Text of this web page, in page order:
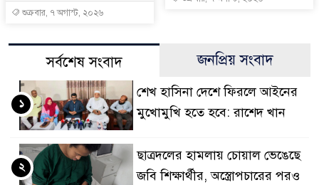
শুক্রবার, ৭ অগাস্ট, ২০২৬
সর্বশেষ সংবাদ জনপ্রিয় সংবাদ
শেখ হাসিনা দেশে ফিরলে আইনের
মুখোমুখি হতে হবে: রাশেদ খান
১
ছাত্রদলের হামলায় চোয়াল ভেঙেছে
জবি শিক্ষার্থীর, অস্ত্রোপচারের পরও
২